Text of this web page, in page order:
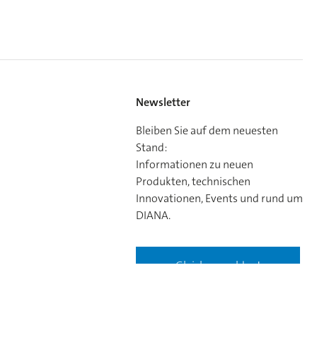
Newsletter
Bleiben Sie auf dem neuesten
Stand:
Informationen zu neuen
Produkten, technischen
Innovationen, Events und rund um
DIANA.
Gleich anmelden!